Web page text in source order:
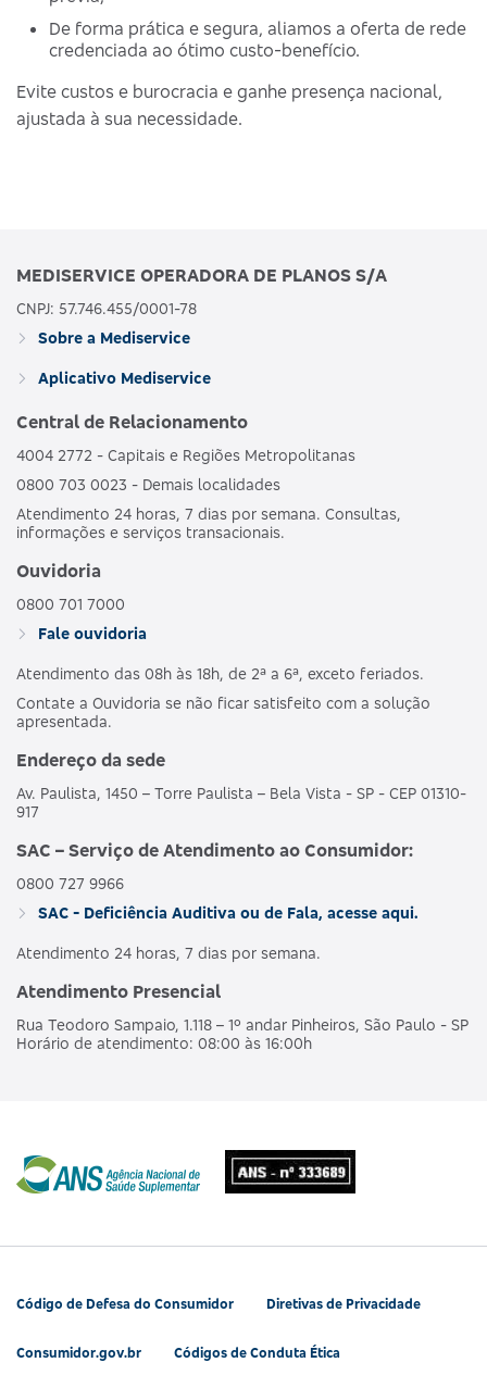
De forma prática e segura, aliamos a oferta de rede
credenciada ao ótimo custo-benefício.
Evite custos e burocracia e ganhe presença nacional,
ajustada à sua necessidade.
MEDISERVICE OPERADORA DE PLANOS S/A
CNPJ: 57.746.455/0001-78
Sobre a Mediservice
Aplicativo Mediservice
Central de Relacionamento
4004 2772 - Capitais e Regiões Metropolitanas
0800 703 0023 - Demais localidades
Atendimento 24 horas, 7 dias por semana. Consultas,
informações e serviços transacionais.
Ouvidoria
0800 701 7000
Fale ouvidoria
Atendimento das 08h às 18h, de 2ª a 6ª, exceto feriados.
Contate a Ouvidoria se não ficar satisfeito com a solução
apresentada.
Endereço da sede
Av. Paulista, 1450 – Torre Paulista – Bela Vista - SP - CEP 01310-
917
SAC – Serviço de Atendimento ao Consumidor:
0800 727 9966
SAC - Deficiência Auditiva ou de Fala, acesse aqui.
Atendimento 24 horas, 7 dias por semana.
Atendimento Presencial
Rua Teodoro Sampaio, 1.118 – 1º andar Pinheiros, São Paulo - SP
Horário de atendimento: 08:00 às 16:00h
Código de Defesa do Consumidor Diretivas de Privacidade
Consumidor.gov.br Códigos de Conduta Ética